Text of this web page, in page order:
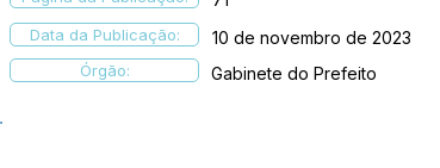
Data da Publicação: 10 de novembro de 2023
Órgão: Gabinete do Prefeito